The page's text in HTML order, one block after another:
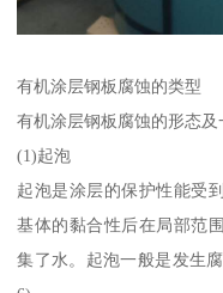
有机涂层钢板腐蚀的类型
有机涂层钢板腐蚀的形态及
(1)起泡
起泡是涂层的保护性能受
基体的黏合性后在局部范
集了水。起泡一般是发生